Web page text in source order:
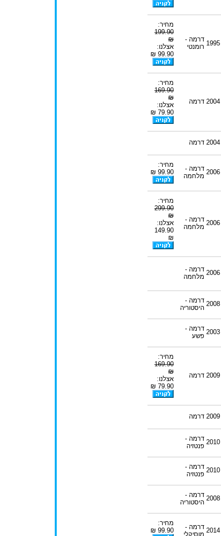
1995
דרמה -
רומנטי
מחיר:
199.90
₪
אצלנו:
99.90 ₪
2004 דרמה
מחיר:
169.90
₪
אצלנו:
79.90 ₪
2004 דרמה
2006 דרמה -
מלחמה
מחיר:
99.90 ₪
2006 דרמה -
מלחמה
מחיר:
299.90
₪
אצלנו:
149.90
₪
2006 דרמה -
מלחמה
2008 דרמה -
היסטוריה
2003 דרמה -
פשע
2009 דרמה
מחיר:
169.90
₪
אצלנו:
79.90 ₪
2009 דרמה
2010 דרמה -
פנטזיה
2010 דרמה -
פנטזיה
2008 דרמה -
היסטוריה
2014 דרמה -
מוסיקלי
מחיר:
99.90 ₪